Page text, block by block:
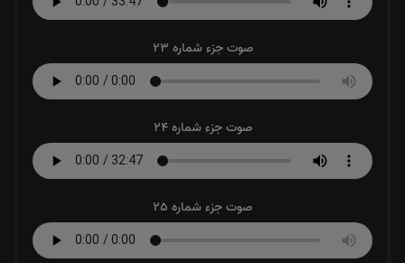
صوت جزء شماره 23
صوت جزء شماره 24
صوت جزء شماره 25